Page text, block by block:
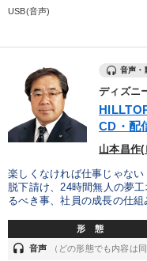
USB(音声)
音声・
ディズニ
CD・配
山本昌作
楽しくなければ仕事じゃな
脱下請け、24時間無人の夢
るべき事、社員の成長の仕
形 態
headset 音声 （どの形態でも内容は同